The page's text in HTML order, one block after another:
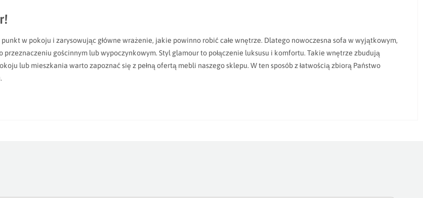
w pokoju i zarysowując główne wrażenie, jakie powinno robić całe wnętrze. Dlatego nowoczesna sofa w wyjątkowym,
gościnnym lub wypoczynkowym. Styl glamour to połączenie luksusu i komfortu. Takie wnętrze zbudują
lub mieszkania warto zapoznać się z pełną ofertą mebli naszego sklepu. W ten sposób z łatwością zbiorą Państwo